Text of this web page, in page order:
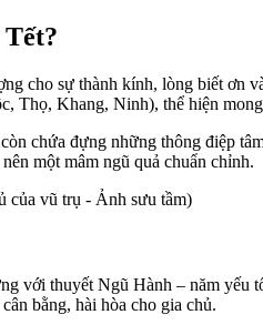
cho sự thành kính, lòng biết ơn
Thọ, Khang, Ninh), thể hiện
chứa đựng những thông điệp
một mâm ngũ quả chuẩn chỉnh.
của vũ trụ - Ảnh sưu tầm)
với thuyết Ngũ Hành – năm
bằng, hài hòa cho gia chủ.